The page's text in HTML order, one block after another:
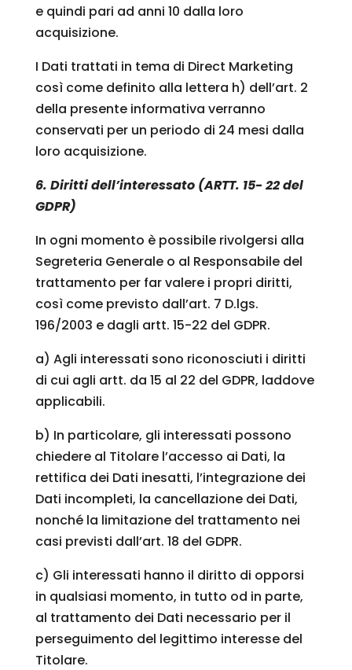
e quindi pari ad anni 10 dalla loro
acquisizione.
I Dati trattati in tema di Direct Marketing
così come definito alla lettera h) dell’art. 2
della presente informativa verranno
conservati per un periodo di 24 mesi dalla
loro acquisizione.
6. Diritti dell’interessato (ARTT. 15- 22 del
GDPR)
In ogni momento è possibile rivolgersi alla
Segreteria Generale o al Responsabile del
trattamento per far valere i propri diritti,
così come previsto dall’art. 7 D.lgs.
196/2003 e dagli artt. 15-22 del GDPR.
a) Agli interessati sono riconosciuti i diritti
di cui agli artt. da 15 al 22 del GDPR, laddove
applicabili.
b) In particolare, gli interessati possono
chiedere al Titolare l’accesso ai Dati, la
rettifica dei Dati inesatti, l’integrazione dei
Dati incompleti, la cancellazione dei Dati,
nonché la limitazione del trattamento nei
casi previsti dall’art. 18 del GDPR.
c) Gli interessati hanno il diritto di opporsi
in qualsiasi momento, in tutto od in parte,
al trattamento dei Dati necessario per il
perseguimento del legittimo interesse del
Titolare.